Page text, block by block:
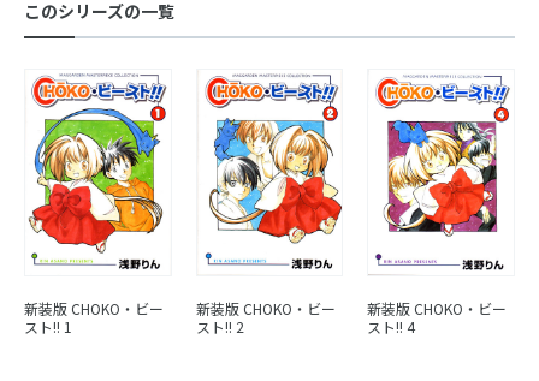
このシリーズの一覧
新装版 CHOKO・ビー
スト!! 1
新装版 CHOKO・ビー
スト!! 2
新装版 CHOKO・ビー
スト!! 4